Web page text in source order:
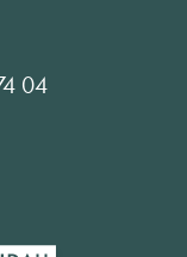
04